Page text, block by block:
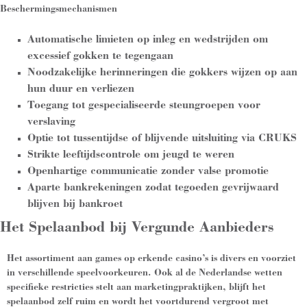
Beschermingsmechanismen
Automatische limieten op inleg en wedstrijden om
excessief gokken te tegengaan
Noodzakelijke herinneringen die gokkers wijzen op aan
hun duur en verliezen
Toegang tot gespecialiseerde steungroepen voor
verslaving
Optie tot tussentijdse of blijvende uitsluiting via CRUKS
Strikte leeftijdscontrole om jeugd te weren
Openhartige communicatie zonder valse promotie
Aparte bankrekeningen zodat tegoeden gevrijwaard
blijven bij bankroet
Het Spelaanbod bij Vergunde Aanbieders
Het assortiment aan games op erkende casino’s is divers en voorziet
in verschillende speelvoorkeuren. Ook al de Nederlandse wetten
specifieke restricties stelt aan marketingpraktijken, blijft het
spelaanbod zelf ruim en wordt het voortdurend vergroot met